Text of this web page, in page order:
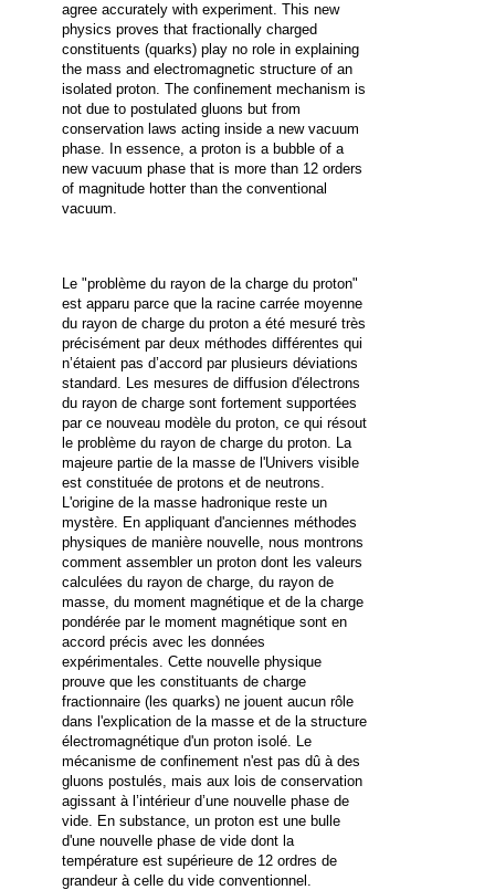
agree accurately with experiment. This new
physics proves that fractionally charged
constituents (quarks) play no role in explaining
the mass and electromagnetic structure of an
isolated proton. The confinement mechanism is
not due to postulated gluons but from
conservation laws acting inside a new vacuum
phase. In essence, a proton is a bubble of a
new vacuum phase that is more than 12 orders
of magnitude hotter than the conventional
vacuum.
Le "problème du rayon de la charge du proton"
est apparu parce que la racine carrée moyenne
du rayon de charge du proton a été mesuré très
précisément par deux méthodes différentes qui
n’étaient pas d’accord par plusieurs déviations
standard. Les mesures de diffusion d'électrons
du rayon de charge sont fortement supportées
par ce nouveau modèle du proton, ce qui résout
le problème du rayon de charge du proton. La
majeure partie de la masse de l'Univers visible
est constituée de protons et de neutrons.
L'origine de la masse hadronique reste un
mystère. En appliquant d'anciennes méthodes
physiques de manière nouvelle, nous montrons
comment assembler un proton dont les valeurs
calculées du rayon de charge, du rayon de
masse, du moment magnétique et de la charge
pondérée par le moment magnétique sont en
accord précis avec les données
expérimentales. Cette nouvelle physique
prouve que les constituants de charge
fractionnaire (les quarks) ne jouent aucun rôle
dans l'explication de la masse et de la structure
électromagnétique d'un proton isolé. Le
mécanisme de confinement n'est pas dû à des
gluons postulés, mais aux lois de conservation
agissant à l’intérieur d’une nouvelle phase de
vide. En substance, un proton est une bulle
d'une nouvelle phase de vide dont la
température est supérieure de 12 ordres de
grandeur à celle du vide conventionnel.